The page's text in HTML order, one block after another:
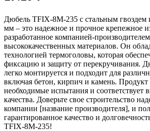
Дюбель TFIX-8M-235 с стальным гвоздем
мм – это надежное и прочное крепежное
разработанное компанией-
высококачественных материалов. Он
технологией термоголовы, которая
фиксацию и защиту от перекручивания.
легко монтируется и подходит для
включая бетон, кирпич и камень.
необходимые испытания и соответствует
качества. Доверьте свое строительство
компании [название производителя], и
гарантированное качество и
TFIX-8M-235!